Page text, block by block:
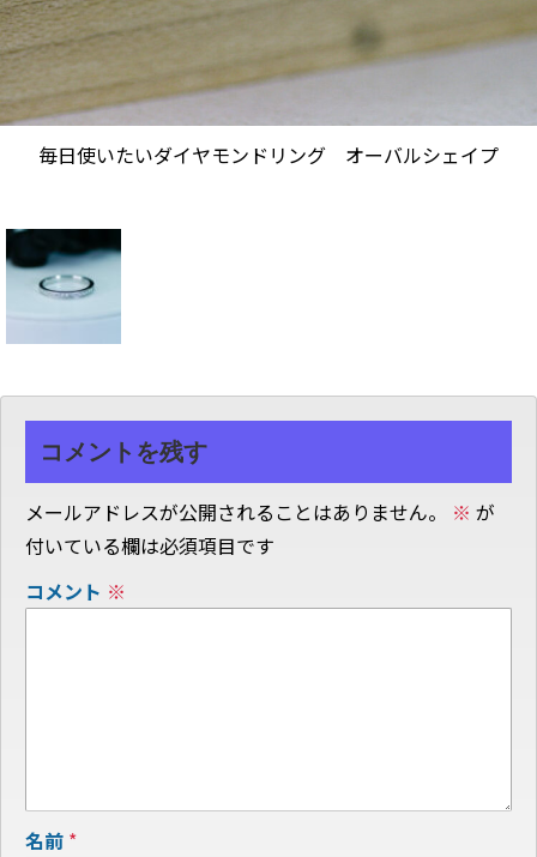
毎日使いたいダイヤモンドリング オーバルシェイプ
コメントを残す
メールアドレスが公開されることはありません。 ※ が
付いている欄は必須項目です
コメント ※
名前 *